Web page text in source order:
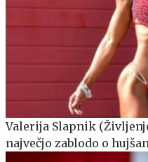
Valerija Slapnik
največjo zablodo o